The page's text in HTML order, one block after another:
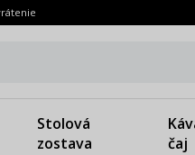
Stolová
zostava
čaj